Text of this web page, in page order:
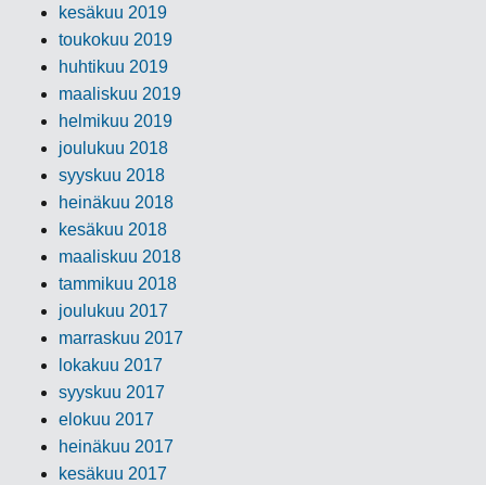
kesäkuu 2019
toukokuu 2019
huhtikuu 2019
maaliskuu 2019
helmikuu 2019
joulukuu 2018
syyskuu 2018
heinäkuu 2018
kesäkuu 2018
maaliskuu 2018
tammikuu 2018
joulukuu 2017
marraskuu 2017
lokakuu 2017
syyskuu 2017
elokuu 2017
heinäkuu 2017
kesäkuu 2017